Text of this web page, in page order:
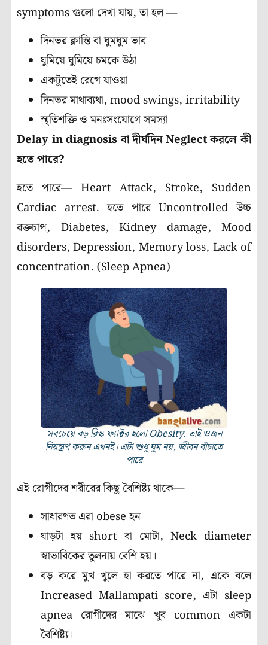
symptoms গুলো দেখা যায়, তা হল —
দিনভর ক্লান্তি বা ঘুমঘুম ভাব
ঘুমিয়ে ঘুমিয়ে চমকে উঠা
একটুতেই রেগে যাওয়া
দিনভর মাথাব্যথা, mood swings, irritability
স্মৃতিশক্তি ও মনঃসংযোগে সমস্যা
Delay in diagnosis বা দীর্ঘদিন Neglect করলে কী
হতে পারে?
হতে পারে— Heart Attack, Stroke, Sudden
Cardiac arrest. হতে পারে Uncontrolled উচ্চ
রক্তচাপ, Diabetes, Kidney damage, Mood
disorders, Depression, Memory loss, Lack of
concentration. (Sleep Apnea)
সবচেয়ে বড় রিস্ক ফ্যাক্টর হলো Obesity. তাই ওজন
নিয়ন্ত্রণ করুন এখনই। এটা শুধু ঘুম নয়, জীবন বাঁচাতে
পারে
এই রোগীদের শরীরের কিছু বৈশিষ্ট্য থাকে—
সাধারণত এরা obese হন
ঘাড়টা হয় short বা মোটা, Neck diameter
স্বাভাবিকের তুলনায় বেশি হয়।
বড় করে মুখ খুলে হা করতে পারে না, একে বলে
Increased Mallampati score, এটা sleep
apnea রোগীদের মাঝে খুব common একটা
বৈশিষ্ট্য।